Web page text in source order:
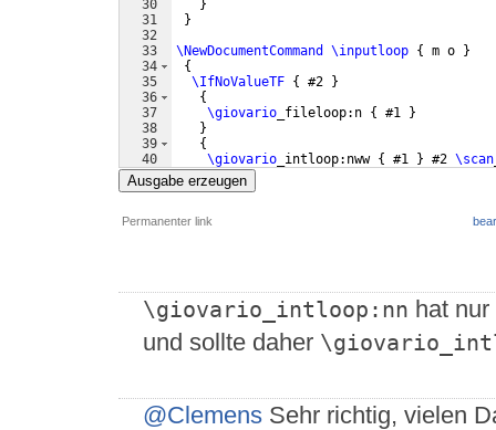
30
31
32
33
34
35
36
37
38
39
40
41
}
}
\NewDocumentCommand
\inputloop { m o }
{
\IfNoValueTF { #2 }
{
\giovario _fileloop:n { #1 }
}
{
\giovario _intloop:nww { #1 } #2 \scan
}
Ausgabe erzeugen
Permanenter link
\giovario_intloop:nn hat
und sollte daher
@Clemens Sehr richtig, vielen